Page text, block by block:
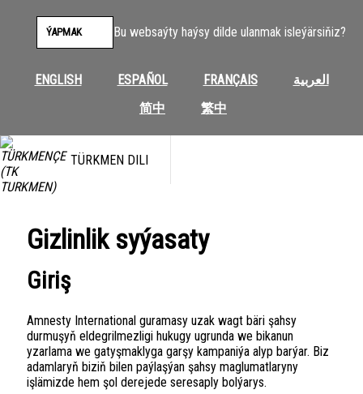
Bu websaýty haýsy dilde ulanmak isleýärsiňiz?
ENGLISH ESPAÑOL FRANÇAIS
العربية
简中
繁中
ÝAPMAK
TÜRKMEN DILI
Gizlinlik syýasaty
Giriş
Amnesty International guramasy uzak wagt bäri şahsy
durmuşyň eldegrilmezligi hukugy ugrunda we bikanun
yzarlama we gatyşmaklyga garşy kampaniýa alyp barýar. Biz
adamlaryň biziň bilen paýlaşýan şahsy maglumatlaryny
işlämizde hem şol derejede seresaply bolýarys.